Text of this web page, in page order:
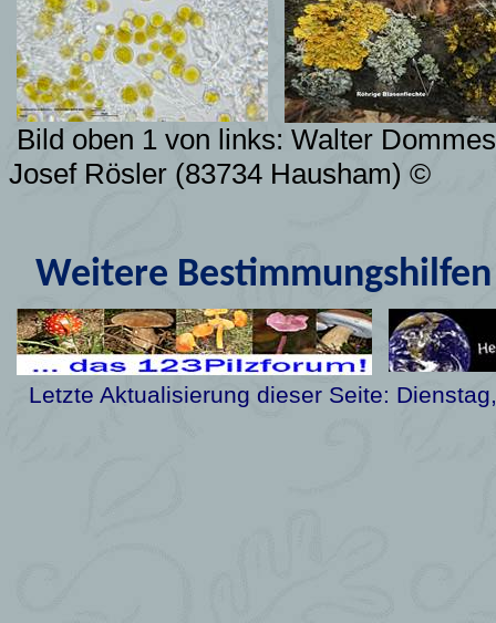
Bild oben 1 von links: Walter
Josef Rösler (83734 Hausham) ©
Weitere
Letzte Aktualisierung dieser Seite: